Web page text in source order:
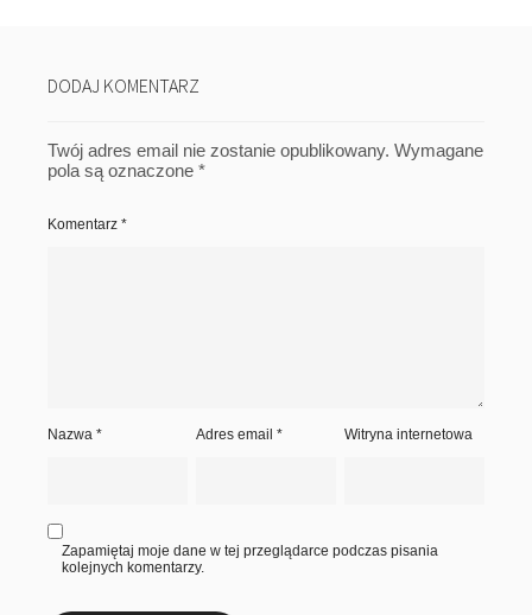
DODAJ KOMENTARZ
Twój adres email nie zostanie opublikowany. Wymagane
pola są oznaczone *
Komentarz *
Nazwa * Adres email* Witryna internetowa
Zapamiętaj moje dane w tej przeglądarce podczas pisania
kolejnych komentarzy.